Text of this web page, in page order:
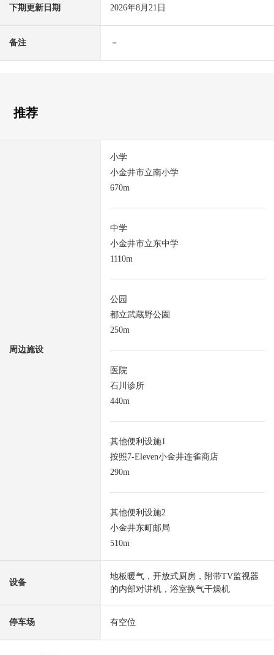
下期更新日期 2026年8月21日
备注 －
推荐
周边施设
小学
小金井市立南小学
670m
中学
小金井市立东中学
1110m
公园
都立武蔵野公園
250m
医院
石川诊所
440m
其他便利设施1
按照7-Eleven小金井连雀商店
290m
其他便利设施2
小金井东町邮局
510m
设备
地板暖气，开放式厨房，附带TV监视器
的内部对讲机，浴室换气干燥机
停车场 有空位